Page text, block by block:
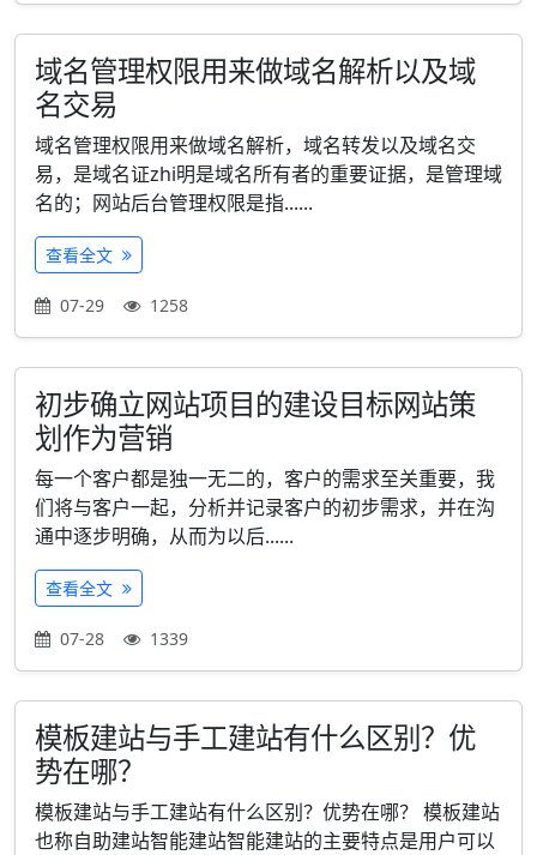
域名管理权限用来做域名解析以及域
名交易
域名管理权限用来做域名解析，域名转发以及域名交
易，是域名证zhi明是域名所有者的重要证据，是管理域
名的；网站后台管理权限是指......
查看全文
07-29 1258
初步确立网站项目的建设目标网站策
划作为营销
每一个客户都是独一无二的，客户的需求至关重要，我
们将与客户一起，分析并记录客户的初步需求，并在沟
通中逐步明确，从而为以后......
查看全文
07-28 1339
模板建站与手工建站有什么区别？优
势在哪？
模板建站与手工建站有什么区别？优势在哪？ 模板建站
也称自助建站智能建站智能建站的主要特点是用户可以